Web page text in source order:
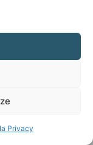
Privacy